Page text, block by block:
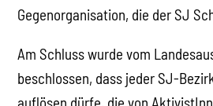
Gegenorganisation, die der SJ
Am Schluss wurde vom
beschlossen, dass jeder SJ-
auflösen dürfe, die von